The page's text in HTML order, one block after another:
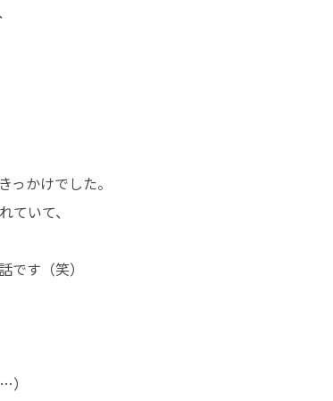
かけでした。
いて、
す（笑）
）